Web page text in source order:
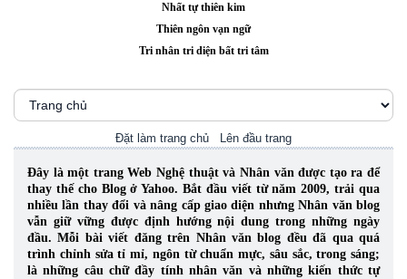
Nhất tự thiên kim
Thiên ngôn vạn ngữ
Tri nhân tri diện bất tri tâm
Đặt làm trang chủ Lên đầu trang
Đây là một trang Web Nghệ thuật và Nhân văn được tạo ra để
thay thế cho Blog ở Yahoo. Bắt đầu viết từ năm 2009, trải qua
nhiều lần thay đổi và nâng cấp giao diện nhưng Nhân văn blog
vẫn giữ vững được định hướng nội dung trong những ngày
đầu. Mỗi bài viết đăng trên Nhân văn blog đều đã qua quá
trình chỉnh sửa tỉ mỉ, ngôn từ chuẩn mực, sâu sắc, trong sáng;
là những câu chữ đầy tính nhân văn và những kiến thức tự